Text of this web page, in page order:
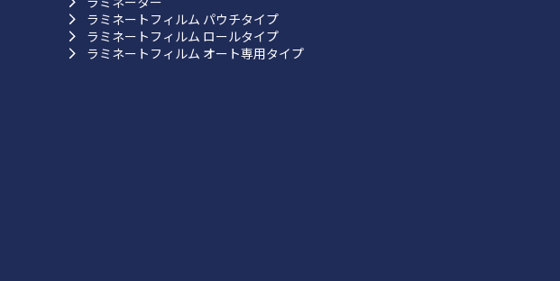
ラミネートフィルム パウチタイプ
ラミネートフィルム ロールタイプ
ラミネートフィルム オート専用タイプ